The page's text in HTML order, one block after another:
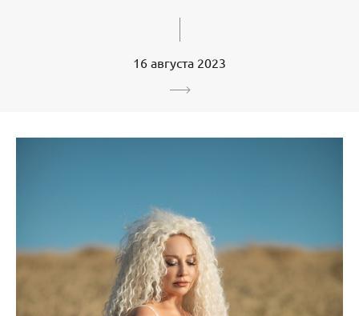
16 августа 2023